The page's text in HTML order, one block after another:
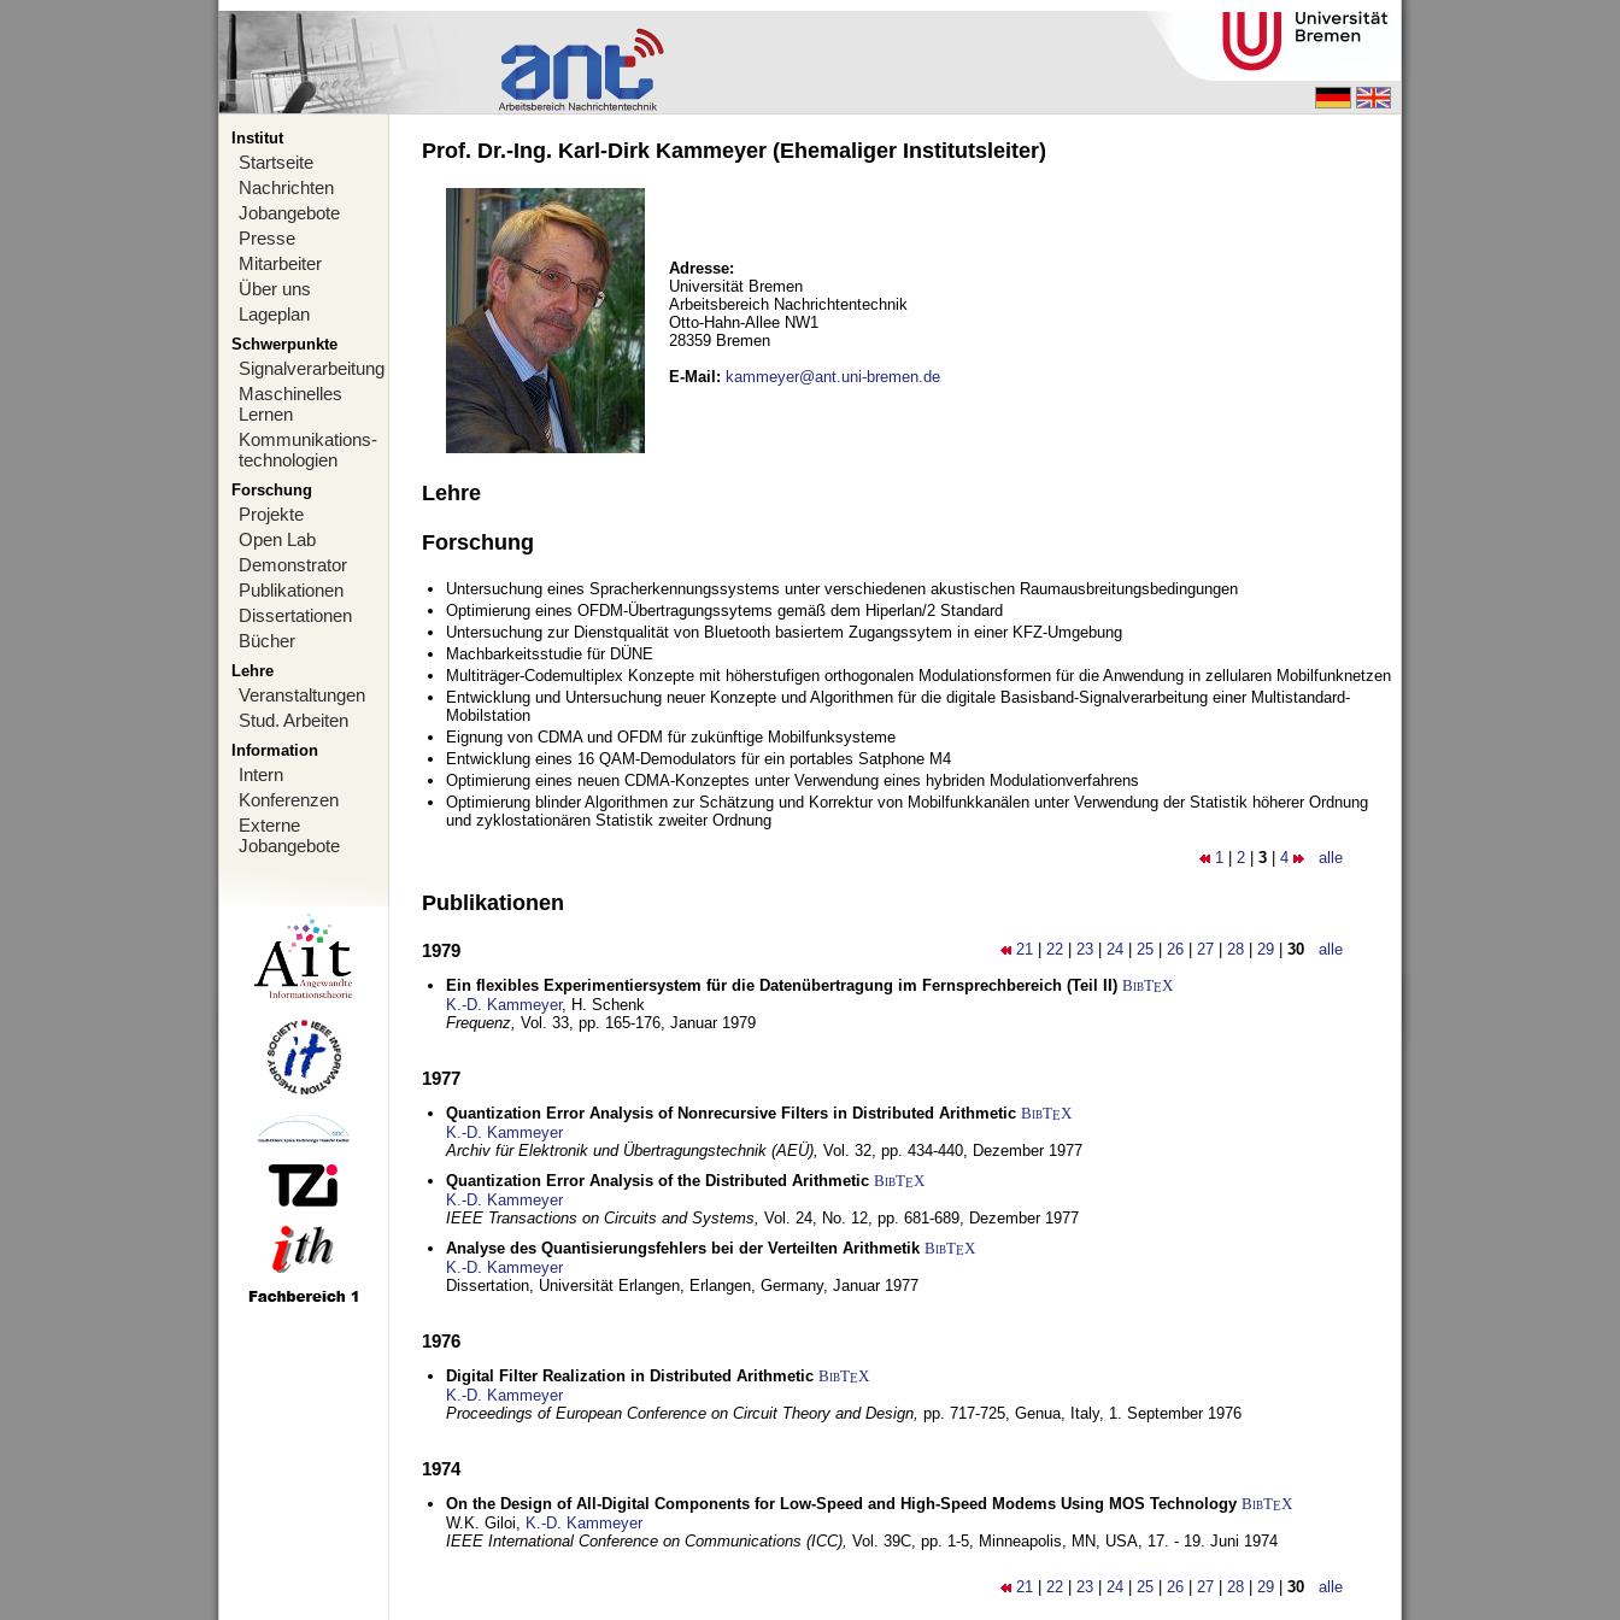
Institut
Startseite
Nachrichten
Jobangebote
Presse
Mitarbeiter
Über uns
Lageplan
Schwerpunkte
Signalverarbeitung
Maschinelles
Lernen
Kommunikations-
technologien
Forschung
Projekte
Open Lab
Demonstrator
Publikationen
Dissertationen
Bücher
Lehre
Veranstaltungen
Stud. Arbeiten
Information
Intern
Konferenzen
Externe
Jobangebote
Prof. Dr.-Ing. Karl-Dirk Kammeyer (Ehemaliger Institutsleiter)
Adresse:
Universität Bremen
Arbeitsbereich Nachrichtentechnik
Otto-Hahn-Allee NW1
28359 Bremen
E-Mail : kammeyer@ant.uni-bremen.de
Lehre
Forschung
Untersuchung eines Spracherkennungssystems unter verschiedenen akustischen Raumausbreitungsbedingungen
Optimierung eines OFDM-Übertragungssytems gemäß dem Hiperlan/2 Standard
Untersuchung zur Dienstqualität von Bluetooth basiertem Zugangssytem in einer KFZ-Umgebung
Machbarkeitsstudie für DÜNE
Multiträger-Codemultiplex Konzepte mit höherstufigen orthogonalen Modulationsformen für die Anwendung in zellularen Mobilfunknetzen
Entwicklung und Untersuchung neuer Konzepte und Algorithmen für die digitale Basisband-Signalverarbeitung einer Multistandard-
Mobilstation
Eignung von CDMA und OFDM für zukünftige Mobilfunksysteme
Entwicklung eines 16 QAM-Demodulators für ein portables Satphone M4
Optimierung eines neuen CDMA-Konzeptes unter Verwendung eines hybriden Modulationverfahrens
Optimierung blinder Algorithmen zur Schätzung und Korrektur von Mobilfunkkanälen unter Verwendung der Statistik höherer Ordnung
und zyklostationären Statistik zweiter Ordnung
1 2 3 4 alle
Publikationen
21 22 23 24 25 26 27 28 29 30 alle
1979
Ein flexibles Experimentiersystem für die Datenübertragung im Fernsprechbereich (Teil II) BibTEX
K.-D. Kammeyer, H. Schenk
Frequenz, Vol. 33, pp. 165-176, Januar 1979
1977
Quantization Error Analysis of Nonrecursive Filters in Distributed Arithmetic BibTEX
K.-D. Kammeyer
Archiv für Elektronik und Übertragungstechnik (AEÜ), Vol. 32, pp. 434-440, Dezember 1977
Quantization Error Analysis of the Distributed Arithmetic BibTEX
K.-D. Kammeyer
IEEE Transactions on Circuits and Systems, Vol. 24, No. 12, pp. 681-689, Dezember 1977
Analyse des Quantisierungsfehlers bei der Verteilten Arithmetik BibTEX
K.-D. Kammeyer
Dissertation, Universität Erlangen, Erlangen, Germany, Januar 1977
1976
Digital Filter Realization in Distributed Arithmetic BibTEX
K.-D. Kammeyer
Proceedings of European Conference on Circuit Theory and Design, pp. 717-725, Genua, Italy, 1. September 1976
1974
On the Design of All-Digital Components for Low-Speed and High-Speed Modems Using MOS Technology BibTEX
W.K. Giloi, K.-D. Kammeyer
IEEE International Conference on Communications (ICC), Vol. 39C, pp. 1-5, Minneapolis, MN, USA, 17. - 19. Juni 1974
21 22 23 24 25 26 27 28 29 30 alle